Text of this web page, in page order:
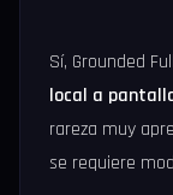
Sí, Grounded
local a
rareza muy
se requiere